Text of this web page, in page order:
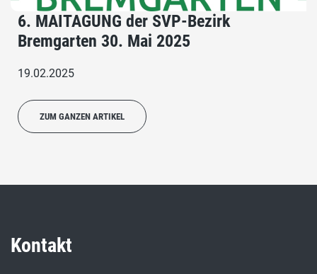
6. MAITAGUNG der SVP-Bezirk
Bremgarten 30. Mai 2025
19.02.2025
ZUM GANZEN ARTIKEL
Kontakt